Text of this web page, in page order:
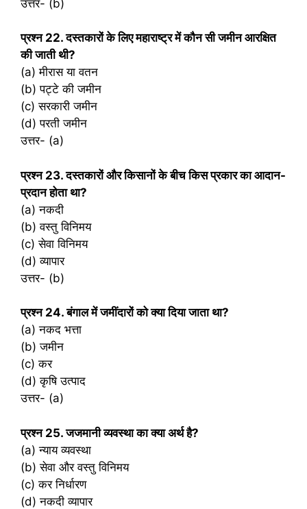
उत्तर- (b)
प्रश्‍न 22. दस्तकारों के लिए महाराष्ट्र में कौन सी जमीन आरक्षित
की जाती थी?
(a) मीरास या वतन
(b) पट्टे की जमीन
(c) सरकारी जमीन
(d) परती जमीन
उत्तर- (a)
प्रश्‍न 23. दस्तकारों और किसानों के बीच किस प्रकार का आदान-
प्रदान होता था?
(a) नकदी
(b) वस्तु विनिमय
(c) सेवा विनिमय
(d) व्यापार
उत्तर- (b)
प्रश्‍न 24. बंगाल में जमींदारों को क्या दिया जाता था?
(a) नकद भत्ता
(b) जमीन
(c) कर
(d) कृषि उत्पाद
उत्तर- (a)
प्रश्‍न 25. जजमानी व्यवस्था का क्या अर्थ है?
(a) न्याय व्यवस्था
(b) सेवा और वस्तु विनिमय
(c) कर निर्धारण
(d) नकदी व्यापार